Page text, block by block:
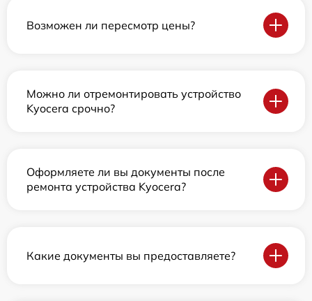
Возможен ли пересмотр цены?
Можно ли отремонтировать устройство
Kyocera срочно?
Оформляете ли вы документы после
ремонта устройства Kyocera?
Какие документы вы предоставляете?